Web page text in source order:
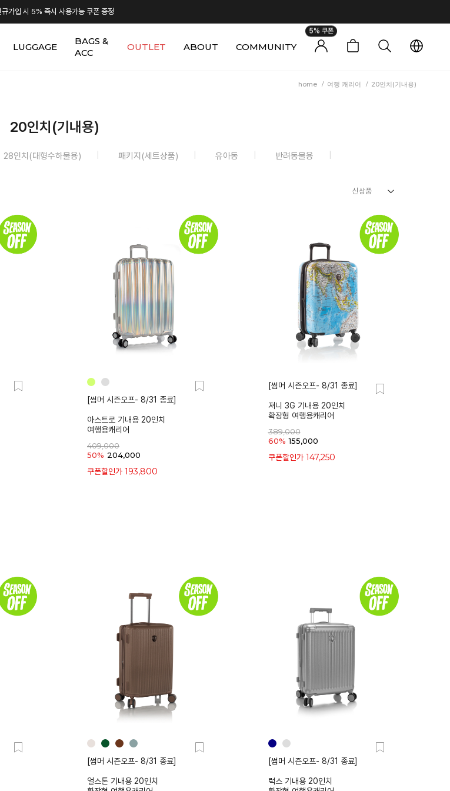
규가입 시 5% 즉시 사용가능 쿠폰 증정
LUGGAGE
BAGS &
ACC
OUTLET ABOUT COMMUNITY
5% 쿠폰
home / 여행 캐리어 / 20인치(기내용)
20인치(기내용)
28인치(대형수하물용) 패키지(세트상품) 유아동 반려동물용
신상품
인기순
상품명
높은가격
낮은가격
[썸머 시즌오프- 8/31 종료]
아스트로 기내용 20인치
여행용캐리어
409,000
50% 204,000
쿠폰할인가 193,800
[썸머 시즌오프- 8/31 종료]
져니 3G 기내용 20인치
확장형 여행용캐리어
389,000
60% 155,000
쿠폰할인가 147,250
[썸머 시즌오프- 8/31 종료]
얼스톤 기내용 20인치
[썸머 시즌오프- 8/31 종료]
럭스 기내용 20인치